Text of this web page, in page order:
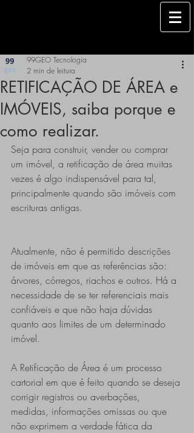
RETIFICAÇÃO DE ÁREA e
IMÓVEIS, saiba porque e
como realizar.
99GEO Tecnologia
2 min de leitura
Seja para construir, vender ou comprar
um imóvel, a retificação de área muitas
vezes é algo indispensável para tal,
principalmente quando são imóveis com
escrituras antigas.
Atualmente, não é permitido descrições
de imóveis em que as referências são:
árvores, córregos, riachos e outros. Há a
necessidade de se ter referenciais mais
confiáveis e que não haja dúvidas
quanto aos limites de um determinado
imóvel.
A Retificação de Área é um processo
cartorial em que é feito quando se deseja
corrigir registros ou averbações,
medidas, informações omissas ou que
não exprimem a verdade fática da